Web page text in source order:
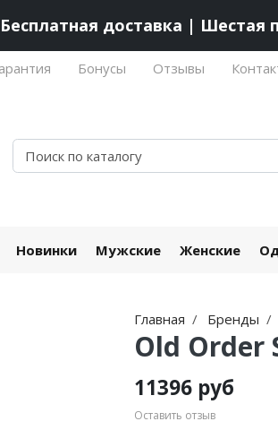
Бесплатная доставка | Шестая
Бонусы Отзывы
Новинки Мужские Женские
Главная Бренды
Old Order
11396 руб
Оставить отзыв